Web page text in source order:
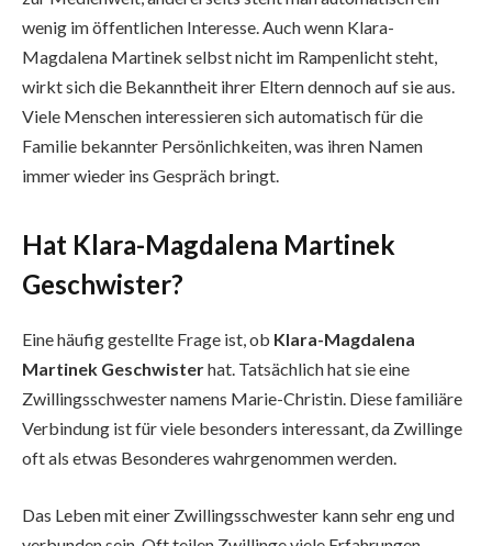
wenig im öffentlichen Interesse. Auch wenn Klara-
Magdalena Martinek selbst nicht im Rampenlicht steht,
wirkt sich die Bekanntheit ihrer Eltern dennoch auf sie aus.
Viele Menschen interessieren sich automatisch für die
Familie bekannter Persönlichkeiten, was ihren Namen
immer wieder ins Gespräch bringt.
Hat Klara-Magdalena Martinek
Geschwister?
Eine häufig gestellte Frage ist, ob Klara-Magdalena
Martinek Geschwisterhat. Tatsächlich hat sie eine
Zwillingsschwester namens Marie-Christin. Diese familiäre
Verbindung ist für viele besonders interessant, da Zwillinge
oft als etwas Besonderes wahrgenommen werden.
Das Leben mit einer Zwillingsschwester kann sehr eng und